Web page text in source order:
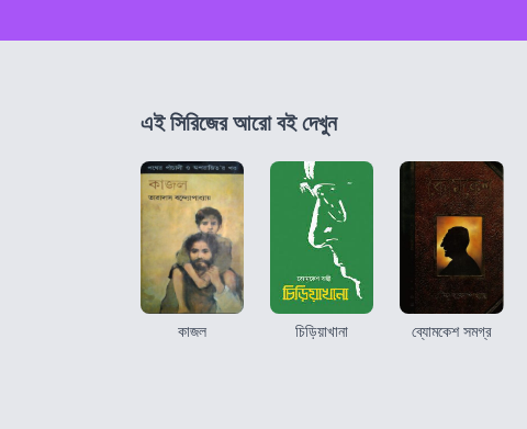
এই সিরিজের আরো বই দেখুন
কাজল চিড়িয়াখানা ব্যোমকেশ সমগ্র